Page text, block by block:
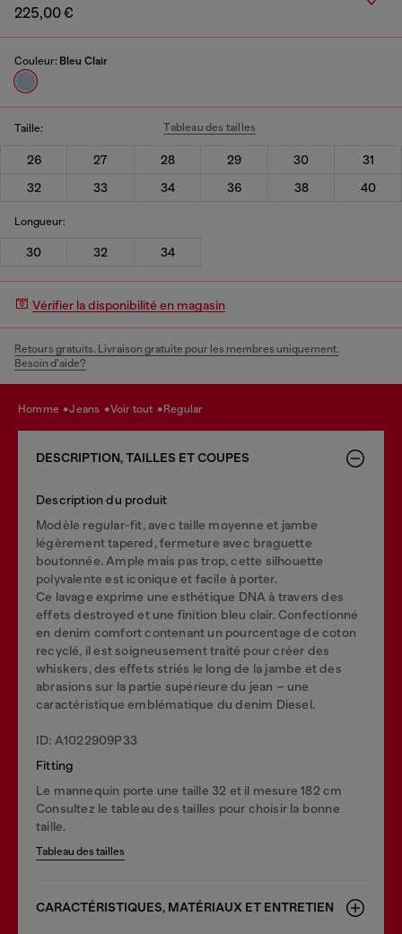
225,00 €
Couleur: Bleu Clair
Taille: Tableau des tailles
26 27 28 29 30
31
32
33 34 36 38 40
Longueur:
30 32 34
Vérifier la disponibilité en magasin
Retours gratuits. Livraison gratuite pour les membres uniquement.
Besoin d’aide?
homme jeans voir tout regular
DESCRIPTION, TAILLES ET COUPES
Description du produit
Modèle regular-fit, avec taille moyenne et jambe
légèrement tapered, fermeture avec braguette
boutonnée. Ample mais pas trop, cette silhouette
polyvalente est iconique et facile à porter.
Ce lavage exprime une esthétique DNA à travers des
effets destroyed et une finition bleu clair. Confectionné
en denim comfort contenant un pourcentage de coton
recyclé, il est soigneusement traité pour créer des
whiskers, des effets striés le long de la jambe et des
abrasions sur la partie supérieure du jean – une
caractéristique emblématique du denim Diesel.
ID: A1022909P33
Fitting
Le mannequin porte une taille 32 et il mesure 182 cm
Consultez le tableau des tailles pour choisir la bonne
taille.
Tableau des tailles
CARACTÉRISTIQUES, MATÉRIAUX ET ENTRETIEN